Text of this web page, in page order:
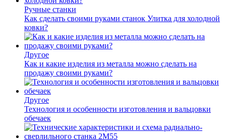
Ручные станки
Как сделать своими руками станок Улитка для холодной
ковки?
Другое
Как и какие изделия из металла можно сделать на
продажу своими руками?
Другое
Технология и особенности изготовления и вальцовки
обечаек